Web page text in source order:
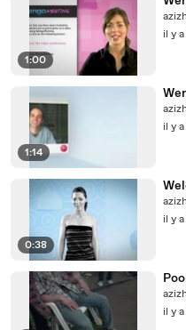
1:00
il y
1:14
il y
0:38
il y
il y